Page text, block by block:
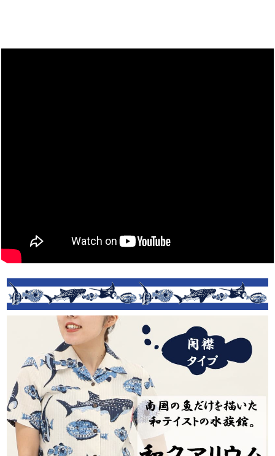
サイズが合わなかった場合、交換できま
（税込）です。
宅配便は838円（税込）、沖縄県内は471円
（税込）となります。
また、16,500円（税込）以上のお買い上げで
送料無料です。
急いでいます。いつ発送されますか？